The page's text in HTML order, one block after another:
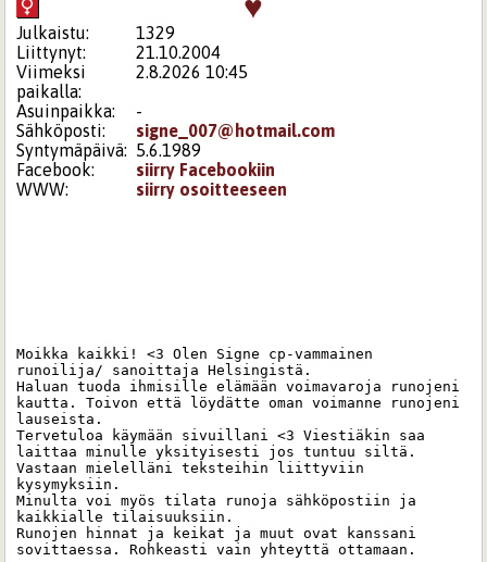
Julkaistu:
1329
Liittynyt:
21.10.2004
Viimeksi
paikalla:
2.8.2026 10:45
Asuinpaikka:
-
Sähköposti:
signe_007@hotmail.com
Syntymäpäivä: 5.6.1989
Facebook:
siirry Facebookiin
WWW:
siirry osoitteeseen
Moikka kaikki! <3 Olen Signe cp-vammainen
runoilija/ sanoittaja Helsingistä.
Haluan tuoda ihmisille elämään voimavaroja runojeni
kautta. Toivon että löydätte oman voimanne runojeni
lauseista.
Tervetuloa käymään sivuillani <3 Viestiäkin saa
laittaa minulle yksityisesti jos tuntuu siltä.
Vastaan mielelläni teksteihin liittyviin
kysymyksiin.
Minulta voi myös tilata runoja sähköpostiin ja
kaikkialle tilaisuuksiin.
Runojen hinnat ja keikat ja muut ovat kanssani
sovittaessa. Rohkeasti vain yhteyttä ottamaan.